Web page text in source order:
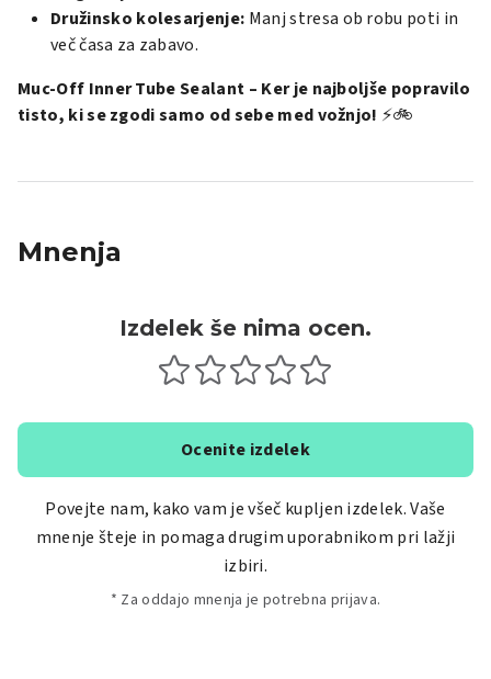
Družinsko kolesarjenje: Manj stresa ob robu poti in
več časa za zabavo.
Muc-Off Inner Tube Sealant – Ker je najboljše popravilo
tisto, ki se zgodi samo od sebe med vožnjo! ⚡🚲
Mnenja
Izdelek še nima ocen.
Ocenite izdelek
Povejte nam, kako vam je všeč kupljen izdelek. Vaše
mnenje šteje in pomaga drugim uporabnikom pri lažji
izbiri.
* Za oddajo mnenja je potrebna prijava.